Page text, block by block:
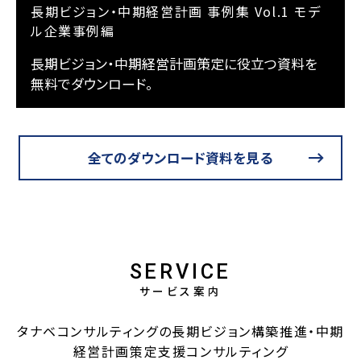
長期ビジョン・中期経営計画 事例集 Vol.1 モデ
ル企業事例編
長期ビジョン・中期経営計画策定に役立つ資料を
無料でダウンロード。
全てのダウンロード資料を見る
SERVICE
サービス案内
タナベコンサルティングの長期ビジョン構築推進・中期
経営計画策定支援コンサルティング